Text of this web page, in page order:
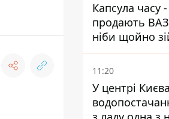
Капсула часу -
продають
ніби щойно
конвейєра
11:20
У центрі